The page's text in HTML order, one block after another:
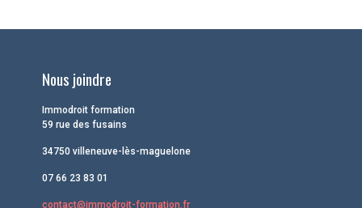
Nous joindre
Immodroit formation
59 rue des fusains
34750 villeneuve-lès-maguelone
07 66 23 83 01
contact@immodroit-formation.fr